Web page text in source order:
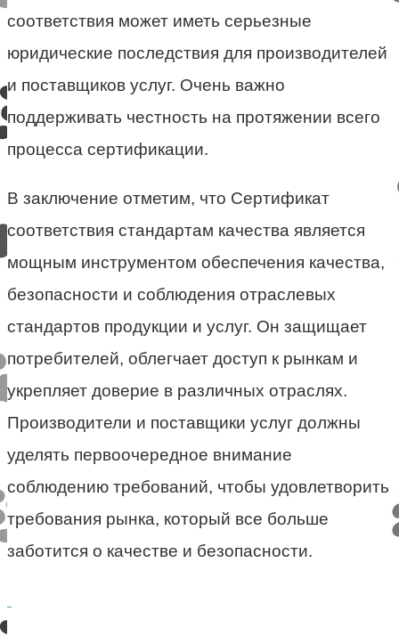
соответствия может иметь серьезные
юридические последствия для производителей
и поставщиков услуг. Очень важно
поддерживать честность на протяжении всего
процесса сертификации.
В заключение отметим, что Сертификат
соответствия стандартам качества является
мощным инструментом обеспечения качества,
безопасности и соблюдения отраслевых
стандартов продукции и услуг. Он защищает
потребителей, облегчает доступ к рынкам и
укрепляет доверие в различных отраслях.
Производители и поставщики услуг должны
уделять первоочередное внимание
соблюдению требований, чтобы удовлетворить
требования рынка, который все больше
заботится о качестве и безопасности.